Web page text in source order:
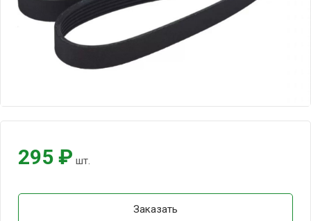
295 ₽ шт.
Заказать